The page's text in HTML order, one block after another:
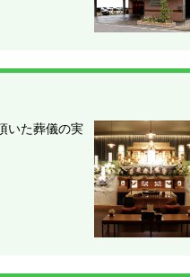
いた葬儀の実